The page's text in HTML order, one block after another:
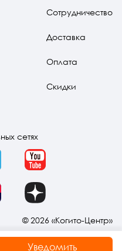
Уведомить
Сотрудничество
Доставка
Оплата
Скидки
сетях
YouTube
Dzen
© 2026 «Когито-Центр»